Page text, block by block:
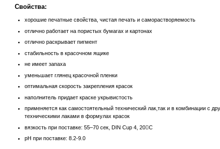
Свойства:
хорошие печатные свойства, чистая печать и саморастворяемость
отлично работает на пористых бумагах и картонах
отлично раскрывает пигмент
стабильность в красочном ящике
не имеет запаха
уменьшает глянец красочной пленки
оптимальная скорость закрепления красок
наполнитель придает краске укрывистость
применяется как самостоятельный технический лак,так и в комбинации с
техническими лаками в формулах красок
вязкость при поставке: 55–70 cек, DIN Cup 4, 20C
рH при поставке: 8.2-9.0